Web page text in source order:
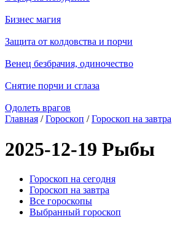
Бизнес магия
Защита от колдовства и порчи
Венец безбрачия, одиночество
Снятие порчи и сглаза
Одолеть врагов
Главная /Гороскоп /Гороскоп на завтра
2025-12-19 Рыбы
Гороскоп на сегодня
Гороскоп на завтра
Все гороскопы
Выбранный гороскоп